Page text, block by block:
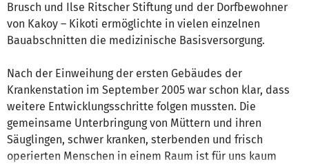
Brusch und Ilse Ritscher Stiftung und der Dorfbewohner
von Kakoy – Kikoti ermöglichte in vielen einzelnen
Bauabschnitten die medizinische Basisversorgung.
Nach der Einweihung der ersten Gebäudes der
Krankenstation im September 2005 war schon klar, dass
weitere Entwicklungsschritte folgen mussten. Die
gemeinsame Unterbringung von Müttern und ihren
Säuglingen, schwer kranken, sterbenden und frisch
operierten Menschen in einem Raum ist für uns kaum